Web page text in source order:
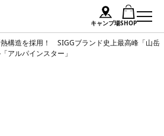
キャンプ場SHOP
構造を採用！ SIGGブランド史上最高峰「山岳
アルパインスター」